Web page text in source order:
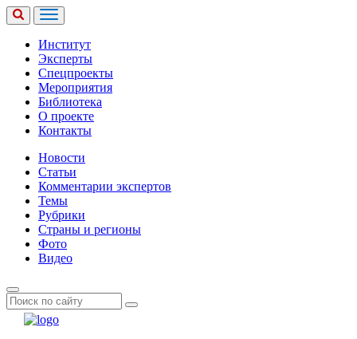
Институт
Эксперты
Спецпроекты
Мероприятия
Библиотека
О проекте
Контакты
Новости
Статьи
Комментарии экспертов
Темы
Рубрики
Страны и регионы
Фото
Видео